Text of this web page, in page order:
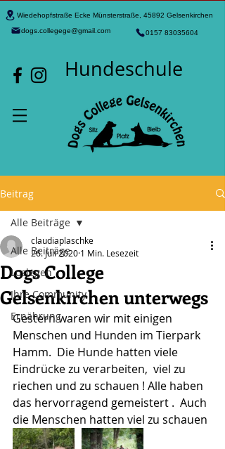
Wiedehopfstraße Ecke Münsterstraße, 45892 Gelsenkirchen
dogs.collegege@gmail.com
0157 83035604
Hundeschule
Beitrag
Alle Beiträge
Loslegen
Ihre Community
Ernährung
Alle Beiträge
Dogs College
Gelsenkirchen unterwegs
claudiaplaschke
26. Juli 2020 1 Min. Lesezeit
Gestern waren wir mit einigen
Menschen und Hunden im Tierpark
Hamm.  Die Hunde hatten viele
Eindrücke zu verarbeiten,  viel zu
riechen und zu schauen ! Alle haben
das hervorragend gemeistert .  Auch
die Menschen hatten viel zu schauen